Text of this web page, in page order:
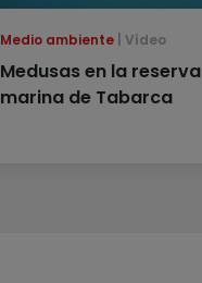
Medio ambiente Vídeo
Medusas en la reserva
marina de Tabarca